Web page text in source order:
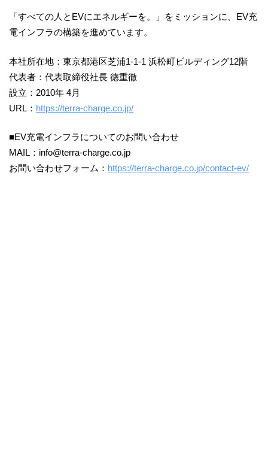
「すべての人とEVにエネルギーを。」をミッションに、EV充
電インフラの構築を進めています。
本社所在地：東京都港区芝浦1-1-1 浜松町ビルディング12階
代表者：代表取締役社長 徳重徹
設立：2010年 4月
URL： https://terra-charge.co.jp/
■EV充電インフラについてのお問い合わせ
MAIL：info@terra-charge.co.jp
お問い合わせフォーム： https://terra-charge.co.jp/contact-ev/